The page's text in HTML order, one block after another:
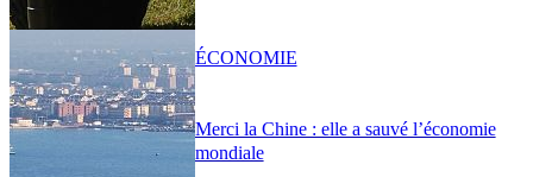
Merci la Chine : elle a sauvé l’économie
mondiale
ÉCONOMIE